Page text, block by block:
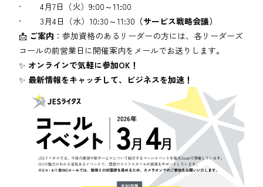
· 4月7日（火）9:00～11:00
· 3月4日（水）10:30～11:30 （サービス戦略会議）
📩 ご案内 ：参加資格のあるリーダーの方には、各リーダーズ
コールの前営業日に開催案内をメールでお送りします。
✨ オンラインで気軽に参加OK！
✨ 最新情報をキャッチして、ビジネスを加速！